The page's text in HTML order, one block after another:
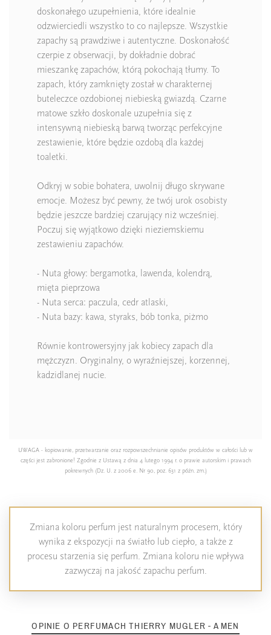
doskonałego uzupełnienia, które idealnie
odzwierciedli wszystko to co najlepsze. Wszystkie
zapachy są prawdziwe i autentyczne. Doskonałość
czerpie z obserwacji, by dokładnie dobrać
mieszankę zapachów, którą pokochają tłumy. To
zapach, który zamknięty został w charakternej
buteleczce ozdobionej niebieską gwiazdą. Czarne
matowe szkło doskonale uzupełnia się z
intensywną niebieską barwą tworząc perfekcyjne
zestawienie, które będzie ozdobą dla każdej
toaletki.
Odkryj w sobie bohatera, uwolnij długo skrywane
emocje. Możesz być pewny, że twój urok osobisty
będzie jeszcze bardziej czarujący niż wcześniej.
Poczuj się wyjątkowo dzięki nieziemskiemu
zestawieniu zapachów.
- Nuta głowy: bergamotka, lawenda, kolendrą,
mięta pieprzowa
- Nuta serca: paczula, cedr atlaski,
- Nuta bazy: kawa, styraks, bób tonka, piżmo
Równie kontrowersyjny jak kobiecy zapach dla
mężczyzn. Oryginalny, o wyraźniejszej, korzennej,
kadzidlanej nucie.
UWAGA - kopiowanie, przetwarzanie oraz rozpowszechnianie opisów produktów w całości lub w
części jest zabronione! Zgodnie z Ustawą z dnia 4 lutego 1994 r. o prawie autorskim i prawach
pokrewnych (Dz. U. z 2006 e. Nr 90, poz. 631 z późn. zm.)
Zmiana koloru perfum jest naturalnym procesem, który
wynika z ekspozycji na światło lub ciepło, a także z
procesu starzenia się perfum. Zmiana koloru nie wpływa
zazwyczaj na jakość zapachu perfum.
OPINIE O PERFUMACH THIERRY MUGLER - A MEN